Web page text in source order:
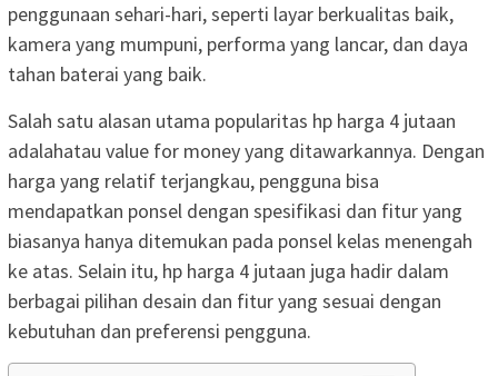
penggunaan sehari-hari, seperti layar berkualitas baik,
kamera yang mumpuni, performa yang lancar, dan daya
tahan baterai yang baik.
Salah satu alasan utama popularitas hp harga 4 jutaan
adalahatau value for money yang ditawarkannya. Dengan
harga yang relatif terjangkau, pengguna bisa
mendapatkan ponsel dengan spesifikasi dan fitur yang
biasanya hanya ditemukan pada ponsel kelas menengah
ke atas. Selain itu, hp harga 4 jutaan juga hadir dalam
berbagai pilihan desain dan fitur yang sesuai dengan
kebutuhan dan preferensi pengguna.